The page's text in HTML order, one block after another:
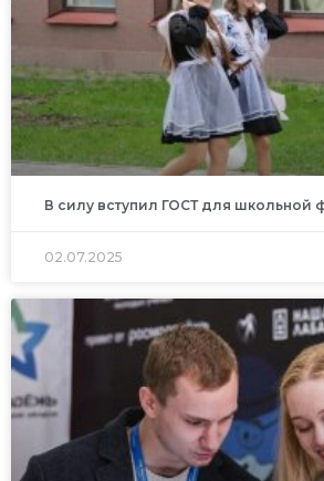
В силу вступил ГОСТ для школьной
02.07.2025